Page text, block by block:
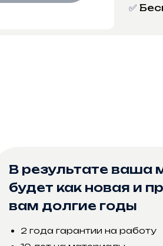
✅
В результате ваша
будет как новая и
вам долгие годы
2 года гарантии на работу